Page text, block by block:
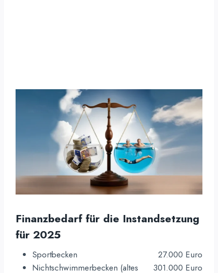
Finanzbedarf für die Instandsetzung
für 2025
Sportbecken
27.000 Euro
Nichtschwimmerbecken (altes
301.000 Euro